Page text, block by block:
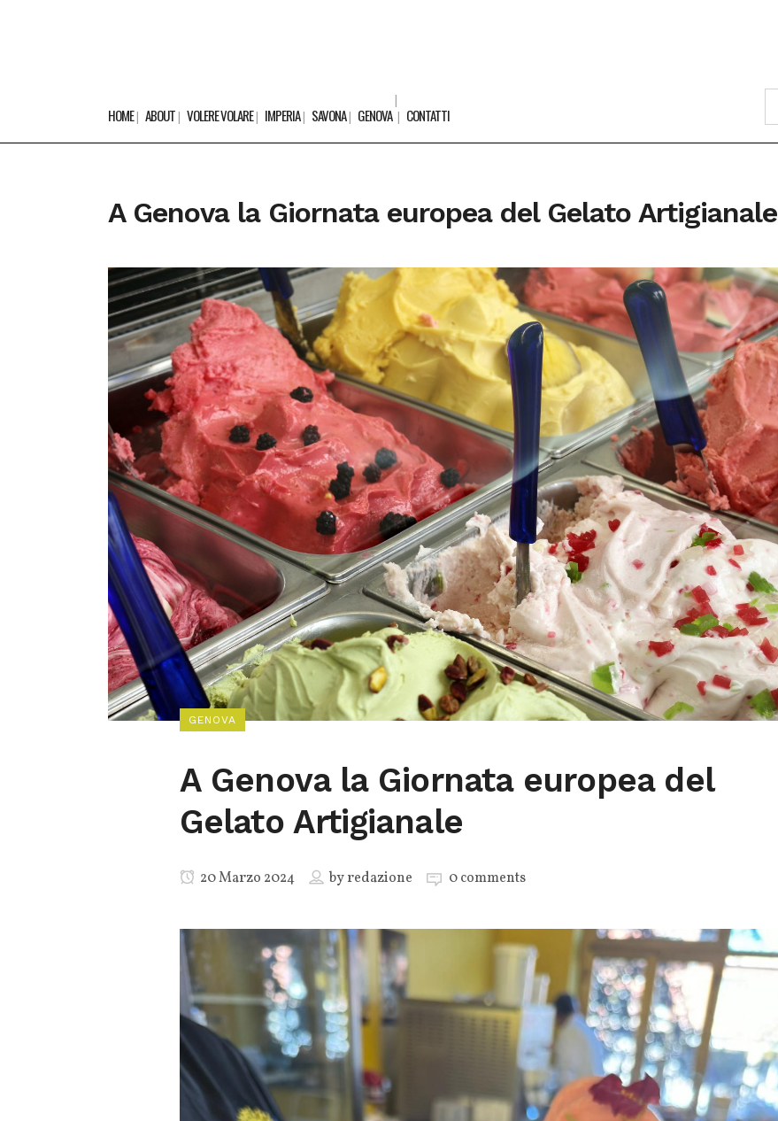
HOME ABOUT VOLERE VOLARE IMPERIA SAVONA GENOVA CONTATTI
A Genova la Giornata europea del Gelato Artigianale
GENOVA
A Genova la Giornata europea del
Gelato Artigianale
20 Marzo 2024 byredazione 0 comments